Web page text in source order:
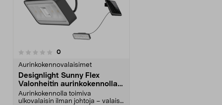
0arvostelut
Aurinkokennovalaisimet
Designlight Sunny Flex
Valonheitin aurinkokennolla
PIR 1000 lm IP54
Aurinkokennolla toimiva
ulkovalaisin ilman johtoja – valaise